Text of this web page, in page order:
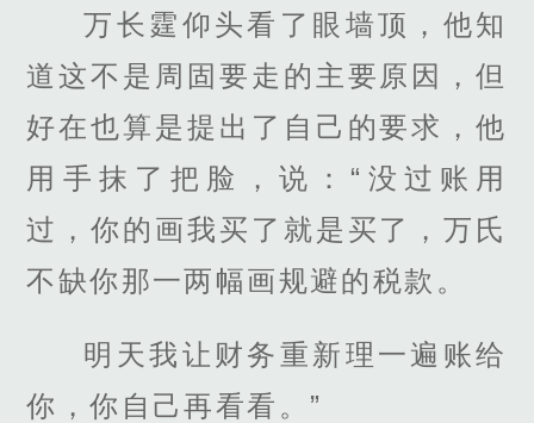
万长霆仰头看了眼墙顶，他知
道这不是周固要走的主要原因，但
好在也算是提出了自己的要求，他
用手抹了把脸，说：“没过账用
过，你的画我买了就是买了，万氏
不缺你那一两幅画规避的税款。
明天我让财务重新理一遍账给
你，你自己再看看。”